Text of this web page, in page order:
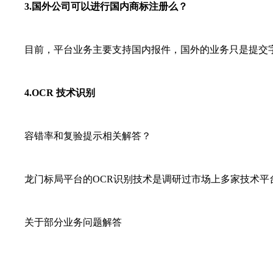
3.国外公司可以进行国内商标注册么？
目前，平台业务主要支持国内报件，国外的业务只是提交
4.OCR 技术识别
容错率和复验提示相关解答？
龙门标局平台的OCR识别技术是调研过市场上多家技术平
关于部分业务问题解答